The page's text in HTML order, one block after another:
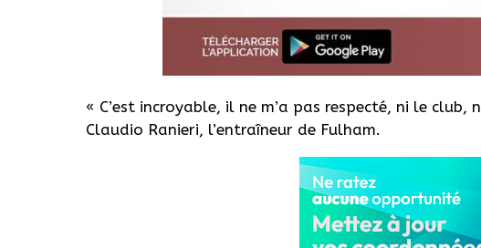
« C’est incroyable, il ne m’a pas respecté, ni le
Claudio Ranieri, l’entraîneur de Fulham.